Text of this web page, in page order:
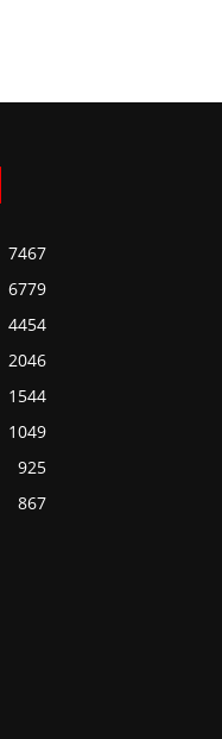
7467
6779
4454
2046
1544
1049
925
867